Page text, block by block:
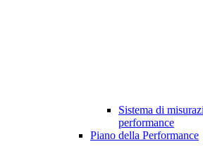
Sistema di
performance
Piano della Performance